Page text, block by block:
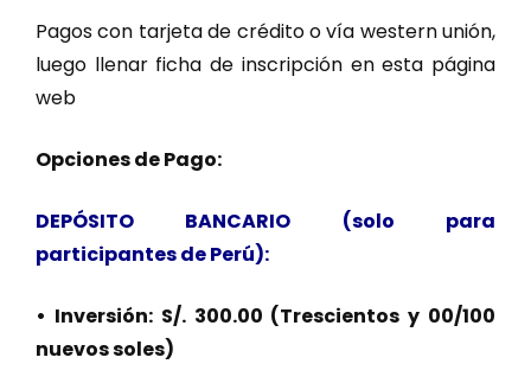
Pagos con tarjeta de crédito o vía western unión,
luego llenar ficha de inscripción en esta página
web
Opciones de Pago:
DEPÓSITO BANCARIO (solo para
participantes de Perú):
• Inversión: S/. 300.00 (Trescientos y 00/100
nuevos soles)